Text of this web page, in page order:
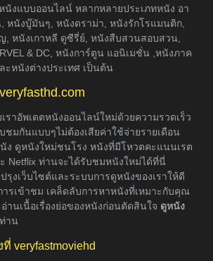
นังแบบออนไลน์ หลากหลายประเภทหนัง อา
หนังบู๊มันๆ, หนังดราม่า, หนังรักโรแมนติก,
, หนังเกาหลี ดูซีรี่ย์, หนังสืบสวนสอบสวน,
& DC, หนังการ์ตูน แอนิเมชั่น ,หนังภาค
ะหนังต่างประเทศ เป็นต้น
เราอัพเดตหนังออนไลน์ใหม่ด้วยความรวดเร็ว
ชมกันแบบๆไม่ต้องเสียค่าใช้จ่ายรายเดือน
ง ดูหนังใหม่ชนโรง หนังที่มีโหวตคะแนนเรต
Netflix ท่านจะได้รับชมหนังใหม่ได้ที่นี่
รุงเว็บไซต์และระบบการดูหนังของเราให้ดี
ารเข้าชม เคล็ดลับการหาหนังที่เหมาะกับคุณ
านเนื้อเรื่องย่อของหนังก่อนตัดสินใจ ดูหนัง
าน
veryfastmoviehd